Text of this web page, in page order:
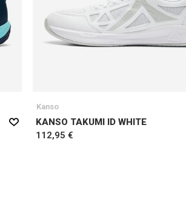
Kanso
KANSO TAKUMI ID WHITE
112,95 €